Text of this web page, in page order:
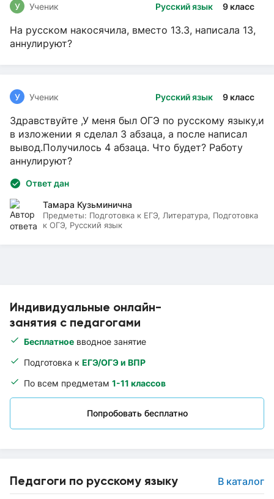
Индивидуальные онлайн-
занятия с педагогами
Бесплатное вводное занятие
Подготовка к ЕГЭ/ОГЭ и ВПР
По всем предметам 1-11 классов
Попробовать бесплатно
Педагоги по русскому языку В каталог
Русский язык 9 класс
У Ученик
На русском накосячила, вместо 13.3, написала 13,
аннулируют?
Русский язык 9 класс
У Ученик
Здравствуйте ,У меня был ОГЭ по русскому языку,и
в изложении я сделал 3 абзаца, а после написал
вывод.Получилось 4 абзаца. Что будет? Работу
аннулируют?
Ответ дан
Тамара Кузьминична
Предметы: Подготовка к ЕГЭ, Литература, Подготовка
к ОГЭ, Русский язык